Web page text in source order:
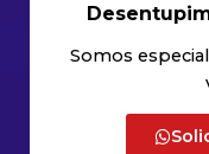
Somos